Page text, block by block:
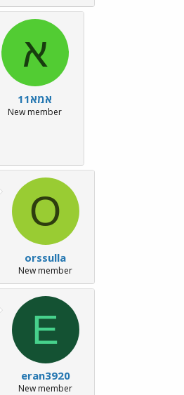
א
אמא11
New member
O
orssulla
New member
E
eran3920
New member